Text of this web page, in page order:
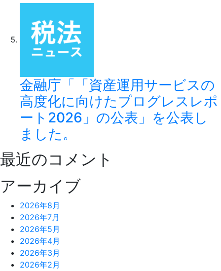
金融庁「「資産運用サービスの
高度化に向けたプログレスレポ
ート2026」の公表」を公表し
ました。
最近のコメント
アーカイブ
2026年8月
2026年7月
2026年5月
2026年4月
2026年3月
2026年2月